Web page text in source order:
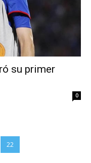
su primer
0
22